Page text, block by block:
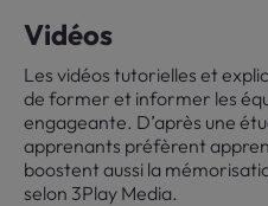
Vidéos
Les vidéos tutorielles et
de former et informer les
engageante. D’après une
apprenants préfèrent
boostent aussi la
selon 3Play Media.